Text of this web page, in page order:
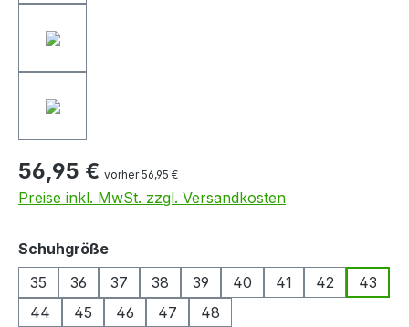
56,95 € vorher 56,95 €
Preise inkl. MwSt. zzgl. Versandkosten
Schuhgrößeauswählen
35
36 37 38 39 40 41 42
43
44
45 46 47 48